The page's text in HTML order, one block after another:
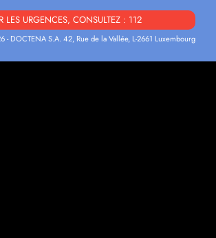
LES URGENCES, CONSULTEZ : 112
DOCTENA S.A. 42, Rue de la Vallée, L-2661 Luxembourg